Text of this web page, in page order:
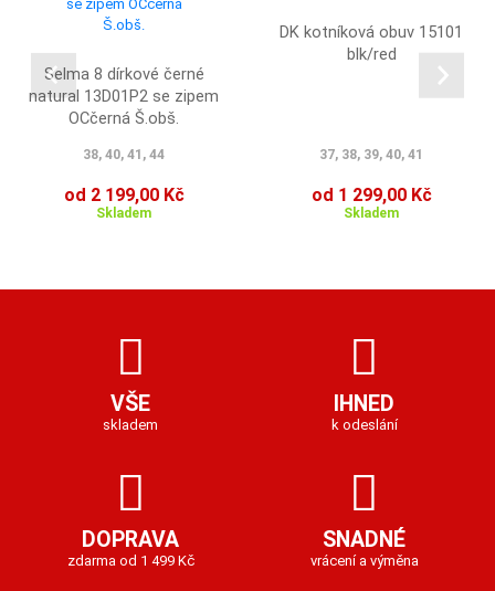
Selma 8 dírkové černé
natural 13D01P2 se zipem
OCčerná Š.obš.
38, 40, 41, 44
od 2 199,00 Kč
Skladem
DK kotníková obuv 15101
blk/red
37, 38, 39, 40, 41
od 1 299,00 Kč
Skladem
VŠE
skladem
IHNED
k odeslání
DOPRAVA
zdarma od 1 499 Kč
SNADNÉ
vrácení a výměna